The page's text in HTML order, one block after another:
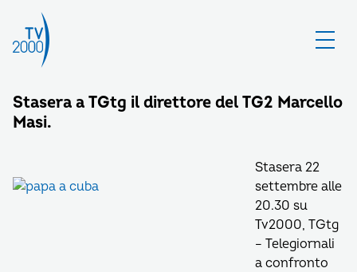
Stasera a TGtg il direttore del TG2 Marcello
Masi.
Stasera 22
settembre alle
20.30 su
Tv2000, TGtg
– Telegiornali
a confronto